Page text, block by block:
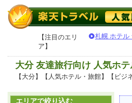
【注目のエリ
ア】
札幌 ホテル
大分 友達旅行向け 人気ホ
【大分】【人気ホテル・旅館】【ビ
エリアで絞り込む